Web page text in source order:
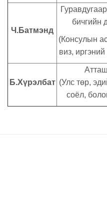
Ч.Батмэнд
бичгийн
(Консулын
виз, иргэний
Б.Хүрэлбат (Улс төр,
соёл,